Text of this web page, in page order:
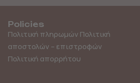
Policies
Πολιτική πληρωμών Πολιτική
αποστολών – επιστροφών
Πολιτική απορρήτου